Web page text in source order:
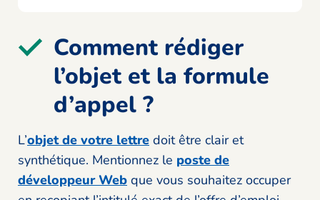
Comment rédiger
l’objet et la formule
d’appel ?
L’objet de votre lettre doit être clair et
synthétique. Mentionnez le poste de
développeur Web que vous souhaitez occuper